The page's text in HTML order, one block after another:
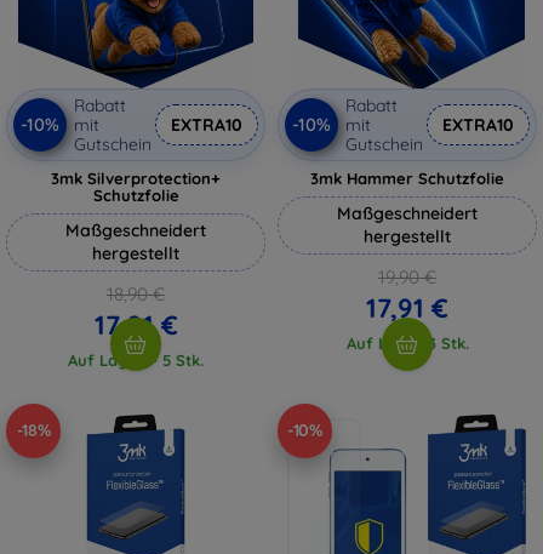
-10%
Rabatt
mit
Gutschein
EXTRA10
3mk Silverprotection+
Schutzfolie
Maßgeschneidert
hergestellt
18,90 €
17,01 €
Auf Lager > 5 Stk.
-10%
Rabatt
mit
Gutschein
EXTRA10
3mk Hammer Schutzfolie
Maßgeschneidert
hergestellt
19,90 €
17,91 €
Auf Lager 3 Stk.
-18% -10%